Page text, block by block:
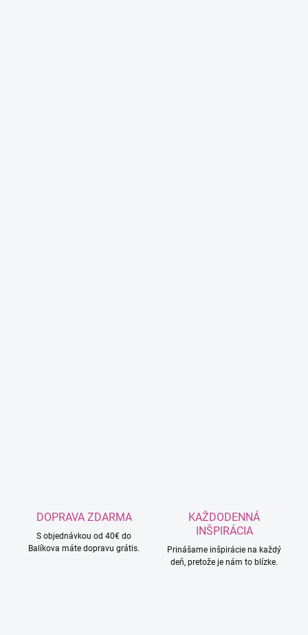
DOPRAVA ZDARMA
S objednávkou od 40€ do
Balíkova máte dopravu grátis.
KAŽDODENNÁ
INŠPIRÁCIA
Prinášame inšpirácie na každý
deň, pretože je nám to blízke.